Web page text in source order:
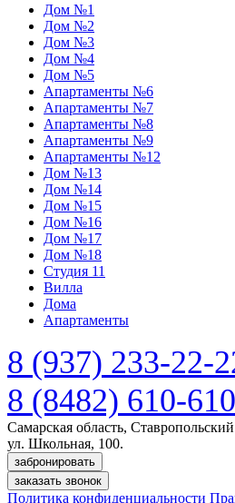
Дом №1
Дом №2
Дом №3
Дом №4
Дом №5
Апартаменты №6
Апартаменты №7
Апартаменты №8
Апартаменты №9
Апартаменты №12
Дом №13
Дом №14
Дом №15
Дом №16
Дом №17
Дом №18
Студия 11
Вилла
Дома
Апартаменты
8 (937) 233-22-
8 (8482) 610-610
Самарская область,
ул. Школьная, 100.
забронировать
заказать звонок
Политика конфиденциальности